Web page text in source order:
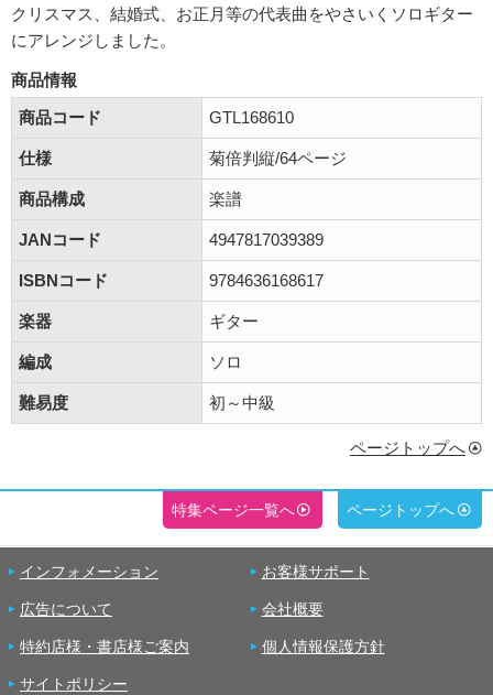
クリスマス、結婚式、お正月等の代表曲をやさいくソロギター
にアレンジしました。
商品情報
商品コード
GTL168610
仕様 菊倍判縦/64ページ
商品構成 楽譜
JANコード 4947817039389
ISBNコード 9784636168617
楽器 ギター
編成 ソロ
難易度 初～中級
ページトップへ
特集ページ一覧へ ページトップへ
インフォメーション お客様サポート
広告について 会社概要
特約店様・書店様ご案内 個人情報保護方針
サイトポリシー